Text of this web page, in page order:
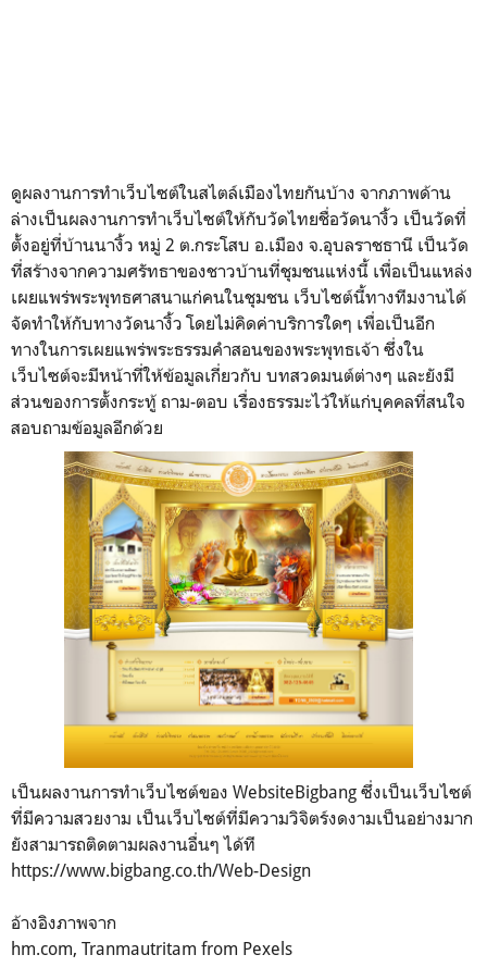
ดูผลงานการทําเว็บไซต์ในสไตล์เมืองไทยกันบ้าง จากภาพด้าน
ล่างเป็นผลงานการทําเว็บไซต์ให้กับวัดไทยชื่อวัดนางิ้ว เป็นวัดที่
ตั้งอยู่ที่บ้านนางิ้ว หมู่ 2 ต.กระโสบ อ.เมือง จ.อุบลราชธานี เป็นวัด
ที่สร้างจากความศรัทธาของชาวบ้านที่ชุมชนแห่งนี้ เพื่อเป็นแหล่ง
เผยแพร่พระพุทธศาสนาแก่คนในชุมชน เว็บไซต์นี้ทางทีมงานได้
จัดทำให้กับทางวัดนางิ้ว โดยไม่คิดค่าบริการใดๆ เพื่อเป็นอีก
ทางในการเผยแพร่พระธรรมคำสอนของพระพุทธเจ้า ซึ่งใน
เว็บไซต์จะมีหน้าที่ให้ข้อมูลเกี่ยวกับ บทสวดมนต์ต่างๆ และยังมี
ส่วนของการตั้งกระทู้ ถาม-ตอบ เรื่องธรรมะไว้ให้แก่บุคคลที่สนใจ
สอบถามข้อมูลอีกด้วย
เป็นผลงานการทําเว็บไซต์ของ WebsiteBigbang ซึ่งเป็นเว็บไซต์
ที่มีความสวยงาม เป็นเว็บไซต์ที่มีความวิจิตร์งดงามเป็นอย่างมาก
ยังสามารถติดตามผลงานอื่นๆ ได้ที
https://www.bigbang.co.th/Web-Design
อ้างอิงภาพจาก
hm.com, Tranmautritam from Pexels